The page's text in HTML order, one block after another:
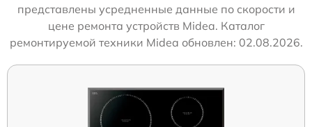
представлены усредненные данные по скорости и
цене ремонта устройств Midea. Каталог
ремонтируемой техники Midea обновлен: 02.08.2026.